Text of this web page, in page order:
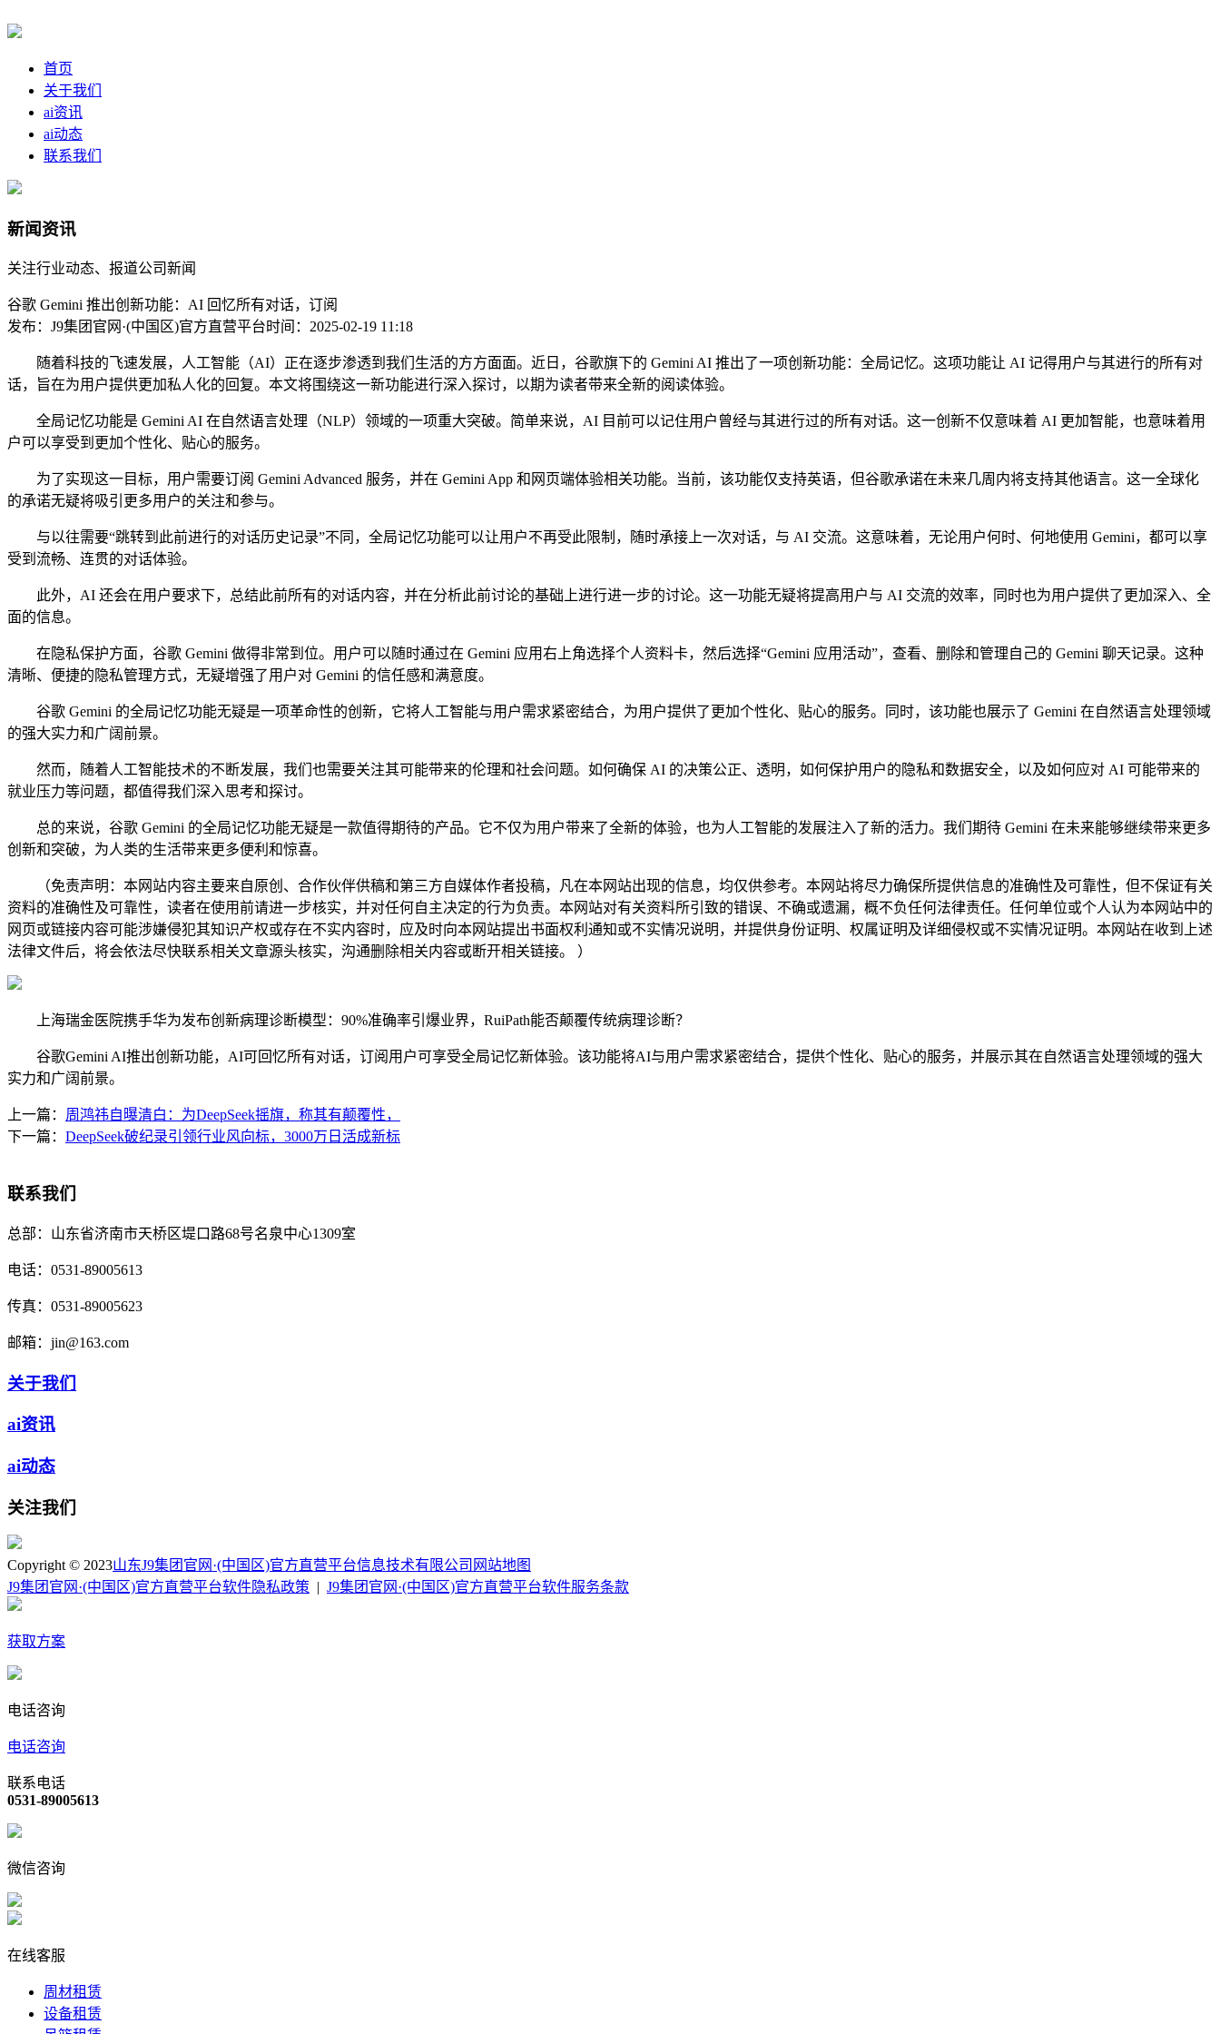
首页
关于我们
ai资讯
ai动态
联系我们
新闻资讯
关注行业动态、报道公司新闻
谷歌 Gemini 推出创新功能：AI 回忆所有对话，订阅
发布：J9集团官网·(中国区)官方直营平台时间：2025-02-19 11:18
随着科技的飞速发展，人工智能（AI）正在逐步渗透到我们生活的方方面面。近日，谷歌旗下的 Gemini AI 推出了一项创新功能：全局记忆。这项功能让 AI 记得用户与其进行的所有对
话，旨在为用户提供更加私人化的回复。本文将围绕这一新功能进行深入探讨，以期为读者带来全新的阅读体验。
全局记忆功能是 Gemini AI 在自然语言处理（NLP）领域的一项重大突破。简单来说，AI 目前可以记住用户曾经与其进行过的所有对话。这一创新不仅意味着 AI 更加智能，也意味着用
户可以享受到更加个性化、贴心的服务。
为了实现这一目标，用户需要订阅 Gemini Advanced 服务，并在 Gemini App 和网页端体验相关功能。当前，该功能仅支持英语，但谷歌承诺在未来几周内将支持其他语言。这一全球化
的承诺无疑将吸引更多用户的关注和参与。
与以往需要“跳转到此前进行的对话历史记录”不同，全局记忆功能可以让用户不再受此限制，随时承接上一次对话，与 AI 交流。这意味着，无论用户何时、何地使用 Gemini，都可以享
受到流畅、连贯的对话体验。
此外，AI 还会在用户要求下，总结此前所有的对话内容，并在分析此前讨论的基础上进行进一步的讨论。这一功能无疑将提高用户与 AI 交流的效率，同时也为用户提供了更加深入、全
面的信息。
在隐私保护方面，谷歌 Gemini 做得非常到位。用户可以随时通过在 Gemini 应用右上角选择个人资料卡，然后选择“Gemini 应用活动”，查看、删除和管理自己的 Gemini 聊天记录。这种
清晰、便捷的隐私管理方式，无疑增强了用户对 Gemini 的信任感和满意度。
谷歌 Gemini 的全局记忆功能无疑是一项革命性的创新，它将人工智能与用户需求紧密结合，为用户提供了更加个性化、贴心的服务。同时，该功能也展示了 Gemini 在自然语言处理领域
的强大实力和广阔前景。
然而，随着人工智能技术的不断发展，我们也需要关注其可能带来的伦理和社会问题。如何确保 AI 的决策公正、透明，如何保护用户的隐私和数据安全，以及如何应对 AI 可能带来的
就业压力等问题，都值得我们深入思考和探讨。
总的来说，谷歌 Gemini 的全局记忆功能无疑是一款值得期待的产品。它不仅为用户带来了全新的体验，也为人工智能的发展注入了新的活力。我们期待 Gemini 在未来能够继续带来更多
创新和突破，为人类的生活带来更多便利和惊喜。
（免责声明：本网站内容主要来自原创、合作伙伴供稿和第三方自媒体作者投稿，凡在本网站出现的信息，均仅供参考。本网站将尽力确保所提供信息的准确性及可靠性，但不保证有关
资料的准确性及可靠性，读者在使用前请进一步核实，并对任何自主决定的行为负责。本网站对有关资料所引致的错误、不确或遗漏，概不负任何法律责任。任何单位或个人认为本网站中的
网页或链接内容可能涉嫌侵犯其知识产权或存在不实内容时，应及时向本网站提出书面权利通知或不实情况说明，并提供身份证明、权属证明及详细侵权或不实情况证明。本网站在收到上述
法律文件后，将会依法尽快联系相关文章源头核实，沟通删除相关内容或断开相关链接。 ）
上海瑞金医院携手华为发布创新病理诊断模型：90%准确率引爆业界，RuiPath能否颠覆传统病理诊断？
谷歌Gemini AI推出创新功能，AI可回忆所有对话，订阅用户可享受全局记忆新体验。该功能将AI与用户需求紧密结合，提供个性化、贴心的服务，并展示其在自然语言处理领域的强大
实力和广阔前景。
上一篇： 周鸿祎自曝清白：为DeepSeek摇旗，称其有颠覆性，
下一篇： DeepSeek破纪录引领行业风向标，3000万日活成新标
联系我们
总部： 山东省济南市天桥区堤口路68号名泉中心1309室
电话： 0531-89005613
传真： 0531-89005623
邮箱： jin@163.com
关于我们
ai资讯
ai动态
关注我们
Copyright © 2023山东J9集团官网·(中国区)官方直营平台信息技术有限公司 网站地图
J9集团官网·(中国区)官方直营平台软件隐私政策
J9集团官网·(中国区)官方直营平台软件服务条款
获取方案
电话咨询
电话咨询
联系电话
0531-89005613
微信咨询
在线客服
周材租赁
设备租赁